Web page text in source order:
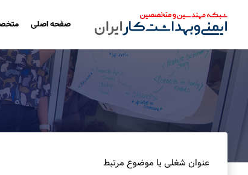
صفحه اصلی
عنوان شغلی یا موضوع مرتبط